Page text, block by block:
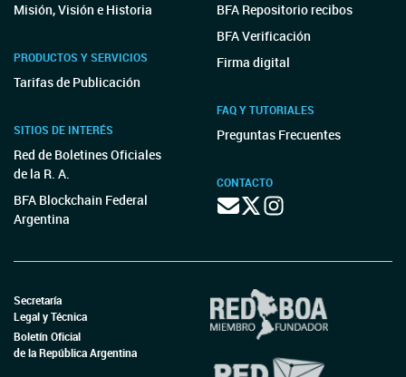
Misión, Visión e Historia
PRODUCTOS Y SERVICIOS
Tarifas de Publicación
SITIOS DE INTERÉS
Red de Boletines Oficiales
de la R. A.
BFA Blockchain Federal
Argentina
BFA Repositorio recibos
BFA Verificación
Firma digital
FAQ Y TUTORIALES
Preguntas Frecuentes
CONTACTO
Secretaría
Legal y Técnica
Boletín Oficial
de la República Argentina